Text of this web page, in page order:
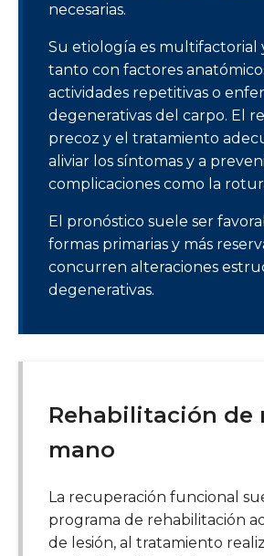
necesarias.
Su etiología es multifactorial
tanto con factores
actividades repetitivas o
degenerativas del carpo. El
precoz y el tratamiento
aliviar los síntomas y a
complicaciones como la
El pronóstico suele ser
formas primarias y más
concurren alteraciones
degenerativas.
Rehabilitación de
mano
La recuperación funcional
programa de rehabilitación
de lesión, al tratamiento